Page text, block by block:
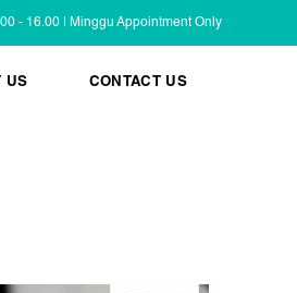
- 16.00 | Minggu Appointment Only
US CONTACT US